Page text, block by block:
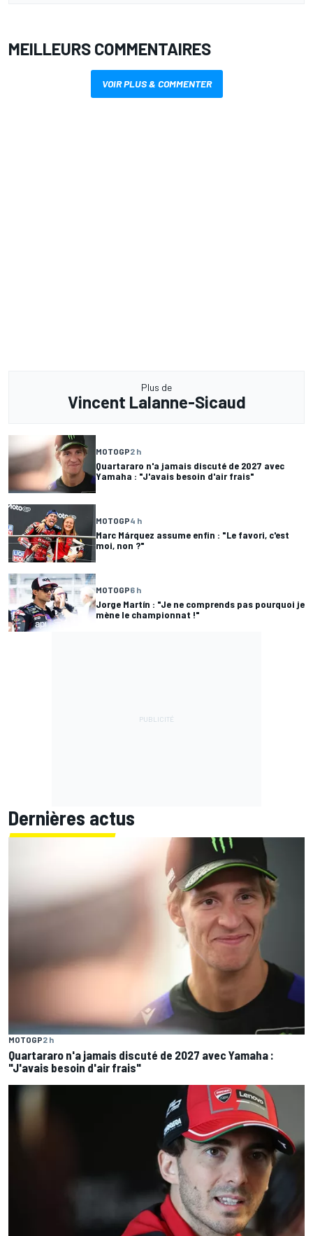
MEILLEURS COMMENTAIRES
VOIR PLUS & COMMENTER
Plus de
Vincent Lalanne-Sicaud
MOTOGP2 h
Quartararo n'a jamais discuté de 2027 avec
Yamaha : "J'avais besoin d'air frais"
MOTOGP4 h
Marc Márquez assume enfin : "Le favori, c'est
moi, non ?"
MOTOGP6 h
Jorge Martín : "Je ne comprends pas pourquoi je
mène le championnat !"
Dernières actus
MOTOGP2 h
Quartararo n'a jamais discuté de 2027 avec Yamaha :
"J'avais besoin d'air frais"